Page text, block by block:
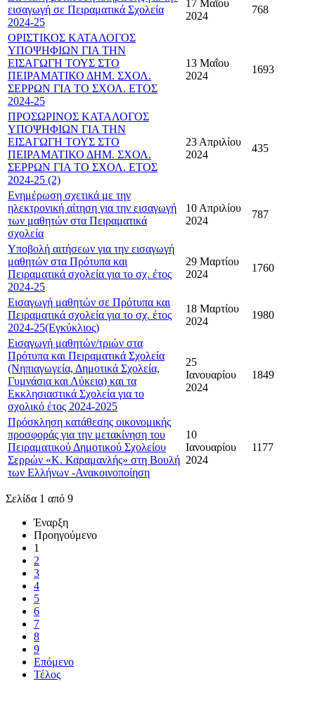
εισαγωγή σε Πειραματικά Σχολεία
2024-25
17 Μαΐου
2024
768
ΟΡΙΣΤΙΚΟΣ ΚΑΤΑΛΟΓΟΣ
ΥΠΟΨΗΦΙΩΝ ΓΙΑ ΤΗΝ
ΕΙΣΑΓΩΓΗ ΤΟΥΣ ΣΤΟ
ΠΕΙΡΑΜΑΤΙΚΟ ΔΗΜ. ΣΧΟΛ.
ΣΕΡΡΩΝ ΓΙΑ ΤΟ ΣΧΟΛ. ΕΤΟΣ
2024-25
13 Μαΐου
2024
1693
ΠΡΟΣΩΡΙΝΟΣ ΚΑΤΑΛΟΓΟΣ
ΥΠΟΨΗΦΙΩΝ ΓΙΑ ΤΗΝ
ΕΙΣΑΓΩΓΗ ΤΟΥΣ ΣΤΟ
ΠΕΙΡΑΜΑΤΙΚΟ ΔΗΜ. ΣΧΟΛ.
ΣΕΡΡΩΝ ΓΙΑ ΤΟ ΣΧΟΛ. ΕΤΟΣ
2024-25 (2)
23 Απριλίου
2024
435
Ενημέρωση σχετικά με την
ηλεκτρονική αίτηση για την εισαγωγή
των μαθητών στα Πειραματικά
σχολεία
10 Απριλίου
2024
787
Υποβολή αιτήσεων για την εισαγωγή
μαθητών στα Πρότυπα και
Πειραματικά σχολεία για το σχ. έτος
2024-25
29 Μαρτίου
2024
1760
Eισαγωγή μαθητών σε Πρότυπα και
Πειραματικά σχολεία για το σχ. έτος
2024-25(Εγκύκλιος)
18 Μαρτίου
2024
1980
Εισαγωγή μαθητών/τριών στα
Πρότυπα και Πειραματικά Σχολεία
(Νηπιαγωγεία, Δημοτικά Σχολεία,
Γυμνάσια και Λύκεια) και τα
Εκκλησιαστικά Σχολεία για το
σχολικό έτος 2024-2025
25
Ιανουαρίου
2024
1849
Πρόσκληση κατάθεσης οικονομικής
προσφοράς για την μετακίνηση του
Πειραματικού Δημοτικού Σχολείου
Σερρών «Κ. Καραμανλής» στη Βουλή
των Ελλήνων -Ανακοινοποίηση
10
Ιανουαρίου
2024
1177
Σελίδα 1 από 9
Έναρξη
Προηγούμενο
1
2
3
4
5
6
7
8
9
Επόμενο
Τέλος